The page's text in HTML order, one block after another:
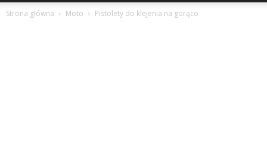
Strona główna Moto Pistolety do klejenia na gorąco